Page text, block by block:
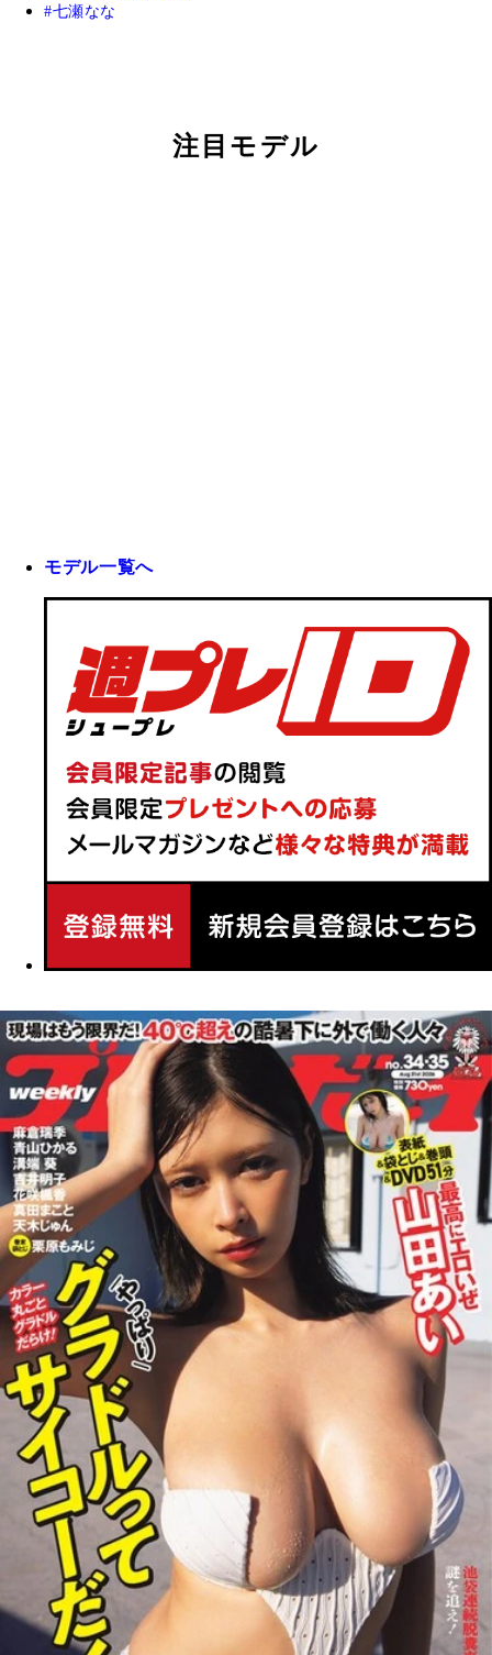
七瀬なな
注目モデル
モデル一覧へ